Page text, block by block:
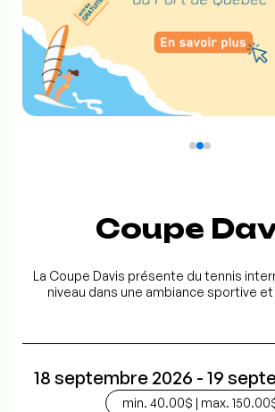
Coupe
La Coupe Davis présente du tennis
niveau dans une ambiance sportive
18 septembre 2026 - 19
min. 40.00$ | max.